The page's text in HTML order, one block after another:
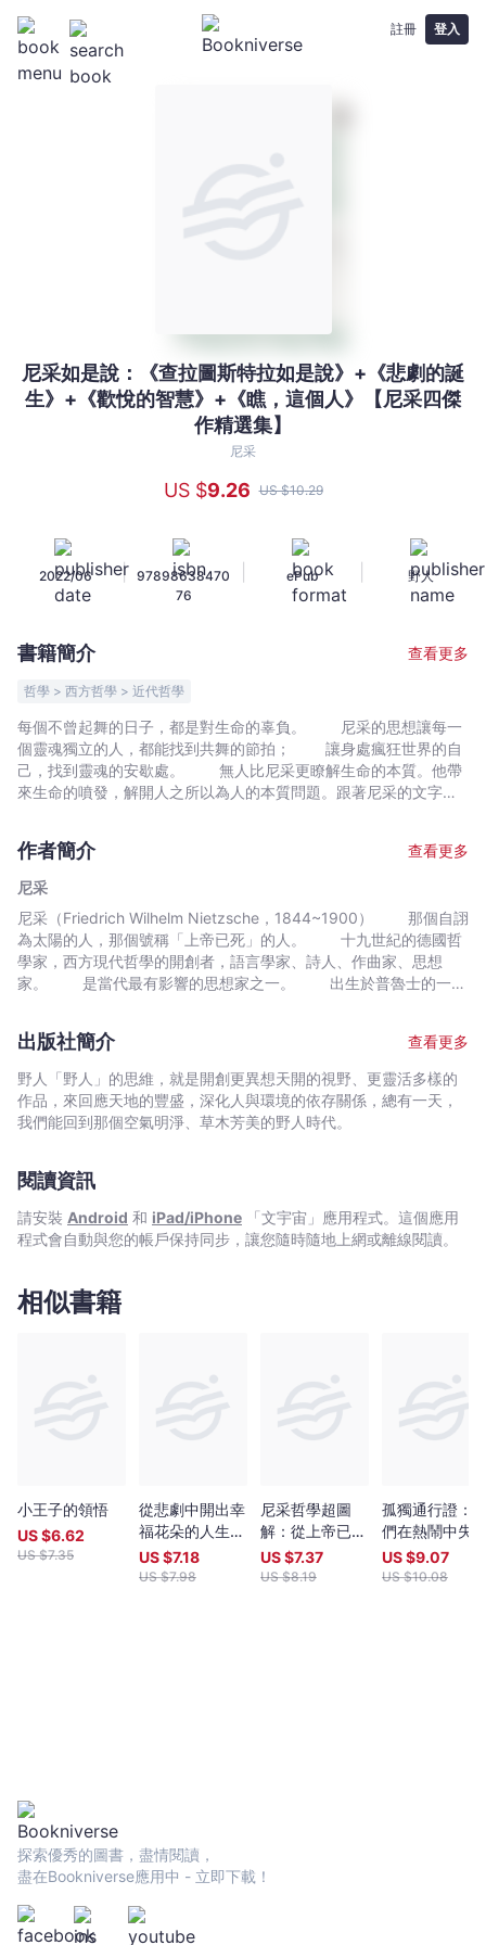
註冊 登入
尼
采
如
是
+
《悲
劇
誕
+
《歡
悅
的
+
《瞧，
這
個
【尼
采
四
作
精
宇
宙
尼采如是說：《查拉圖斯特拉如是說》+《悲劇的誕
生》+《歡悅的智慧》+《瞧，這個人》【尼采四傑
作精選集】
尼采
US $9.26 US $10.29
2022/06 |
97898638470
76
ePub 野人
書籍簡介 查看更多
哲學 > 西方哲學 > 近代哲學
每個不曾起舞的日子，都是對生命的辜負。 尼采的思想讓每一
個靈魂獨立的人，都能找到共舞的節拍； 讓身處瘋狂世界的自
己，找到靈魂的安歇處。 無人比尼采更瞭解生命的本質。他帶
來生命的噴發，解開人之所以為人的本質問題。跟著尼采的文字，
人、情感的束縛，讓生命回歸原本的色彩。 本書節選尼采著名
的《瞧，這個人》、《悲劇的誕生》、《歡悅的智慧》、《查拉圖
斯特拉如是說》四部著作的精彩篇章，完整反映尼采個人、主張與
學說，引領大眾一起閱讀尼采。 「我衡量人之偉大的準則，就
是對命運的熱愛。」——《瞧，這個人》 「相信我吧！人最真
實的幻想是在夢中對他顯現；一切藝術和詩歌，不過是現實之夢的
注解。」——《悲劇的誕生》 「好吧！對抗痛苦的祕訣就是
走入孤獨吧！我愛那些為追求超越自己不惜付出生命的人。」——
《查拉圖斯特拉如是說》 ▌精選摘句 ▌ 「我早知道魔鬼會
絆我一腳，現在他正把我拖向地獄，你能阻止他嗎？」 查拉圖
斯特拉答道：「你說的一切都不存在。既沒有魔鬼，也沒有地獄。
你的靈魂只會比你的肉體消失得更快，所以不要害怕！」 好
孤獨吧！我愛那些為追求超越自己不惜付出生命的人。 在我的
著深淵，深淵也在凝視著你。 （※初版書名為《而我必須是
光：淺讀尼采即深思．吟遊在孤獨超人的靈魂安歇處》） 本書特色
迷惘、正在找尋自我的人提供答案，解開生命中的困惑。 ．適
合想從哲學中尋求智慧之光的讀者。閱讀尼采可以撫慰當下的焦慮
作者簡介
查看更多
尼采
尼采（Friedrich Wilhelm Nietzsche，1844~1900） 那個自詡
為太陽的人，那個號稱「上帝已死」的人。 十九世紀的德國哲
學家，西方現代哲學的開創者，語言學家、詩人、作曲家、思想
家。 是當代最有影響的思想家之一。 出生於普魯士的一個
近十年的孤身飄泊，期間完成不少重要作品，包括《查拉圖斯特拉
如是說》、《善惡的彼岸》等。 1882年，發表格言集《歡悅的
智慧》，首次提出著名的「上帝已死」之論。 1888年，發表自
傳《瞧，這個人》，回顧尼采哲思的發展過程，評論以前的著作。
1889年，尼采開始顯露精神不穩定的跡象，不久後便因發瘋被
出版社簡介
查看更多
野人「野人」的思維，就是開創更異想天開的視野、更靈活多樣的
作品，來回應天地的豐盛，深化人與環境的依存關係，總有一天，
我們能回到那個空氣明淨、草木芳美的野人時代。
閱讀資訊
請安裝 Android 和 iPad/iPhone 「文宇宙」應用程式。這個應用
程式會自動與您的帳戶保持同步，讓您隨時隨地上網或離線閱讀。
相似書籍
小王子的領悟
US $6.62
US $7.35
從悲劇中開出幸
福花朵的人生智
慧：叔本華（全
新譯本）
US $7.18
US $7.98
尼采哲學超圖
解：從上帝已
死、超人到永劫
回歸，鍛鍊生命
US $7.37
US $8.19
孤獨通行證：
們在熱鬧中失
的，必將在孤
中重新擁有
US $9.07
US $10.08
探索優秀的圖書，盡情閱讀，
盡在Bookniverse應用中 - 立即下載！